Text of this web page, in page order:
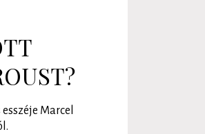
Marcel